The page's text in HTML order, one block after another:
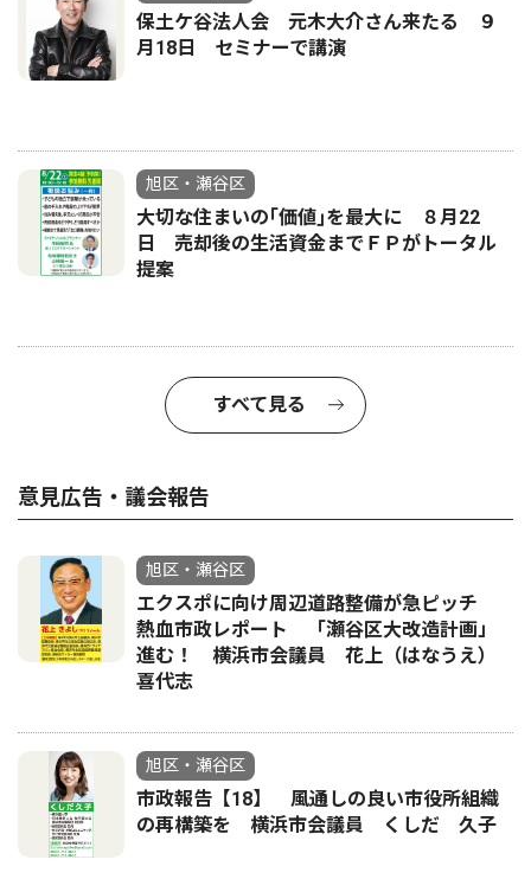
保土ケ谷法人会 元木大介さん来たる ９
月18日 セミナーで講演
旭区・瀬谷区
大切な住まいの｢価値｣を最大に ８月22
日 売却後の生活資金までＦＰがトータル
提案
すべて見る
意見広告・議会報告
旭区・瀬谷区
エクスポに向け周辺道路整備が急ピッチ
熱血市政レポート 「瀬谷区大改造計画」
進む！ 横浜市会議員 花上（はなうえ）
喜代志
旭区・瀬谷区
市政報告【18】 風通しの良い市役所組織
の再構築を 横浜市会議員 くしだ 久子